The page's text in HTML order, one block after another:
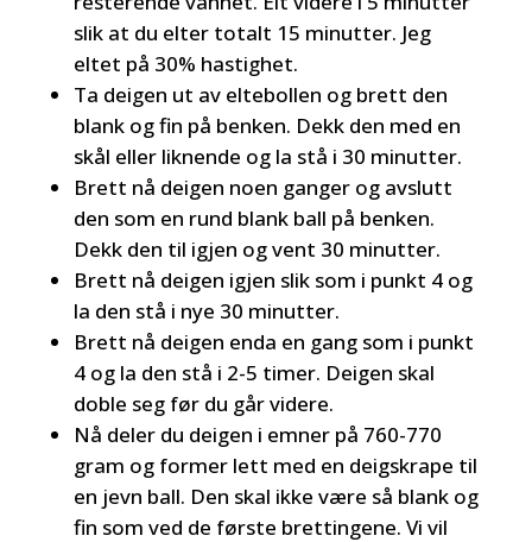
slik at du elter totalt 15 minutter. Jeg
eltet på 30% hastighet.
Ta deigen ut av eltebollen og brett den
blank og fin på benken. Dekk den med en
skål eller liknende og la stå i 30 minutter.
Brett nå deigen noen ganger og avslutt
den som en rund blank ball på benken.
Dekk den til igjen og vent 30 minutter.
Brett nå deigen igjen slik som i punkt 4 og
la den stå i nye 30 minutter.
Brett nå deigen enda en gang som i punkt
4 og la den stå i 2-5 timer. Deigen skal
doble seg før du går videre.
Nå deler du deigen i emner på 760-770
gram og former lett med en deigskrape til
en jevn ball. Den skal ikke være så blank og
fin som ved de første brettingene. Vi vil